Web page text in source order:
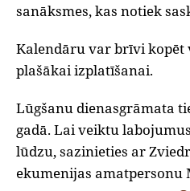
sanāksmes, kas notiek
Kalendāru var brīvi kopēt
plašākai izplatīšanai.
Lūgšanu dienasgrāmata
gadā. Lai veiktu
lūdzu, sazinieties ar
ekumenijas amatpersonu